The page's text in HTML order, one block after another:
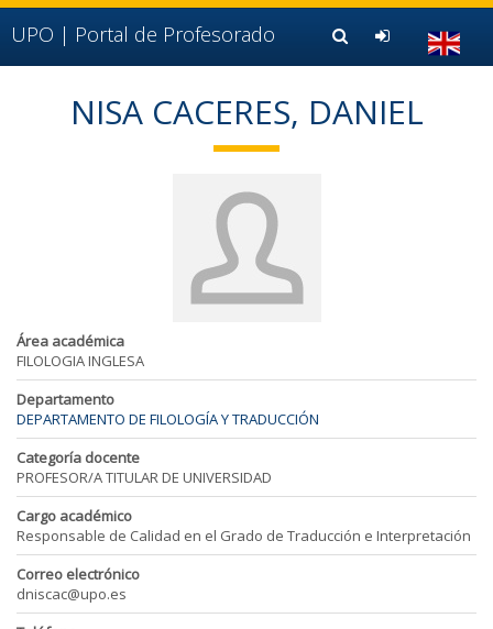
Ir al contenido principal de la página (alt + s)
Ir a la cabecera de la página (alt + c)
Ir al pie de la página (alt + p)
Ir al menú principal (alt + u)
UPO | Portal de Profesorado
NISA CACERES, DANIEL
Área académica
FILOLOGIA INGLESA
Departamento
DEPARTAMENTO DE FILOLOGÍA Y TRADUCCIÓN
Categoría docente
PROFESOR/A TITULAR DE UNIVERSIDAD
Cargo académico
Responsable de Calidad en el Grado de Traducción e Interpretación
Correo electrónico
dniscac@upo.es